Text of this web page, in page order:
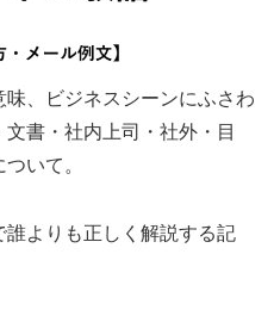
味、ビジネスシーンにふさわ
書・社内上司・社外・目
いて。
誰よりも正しく解説する記